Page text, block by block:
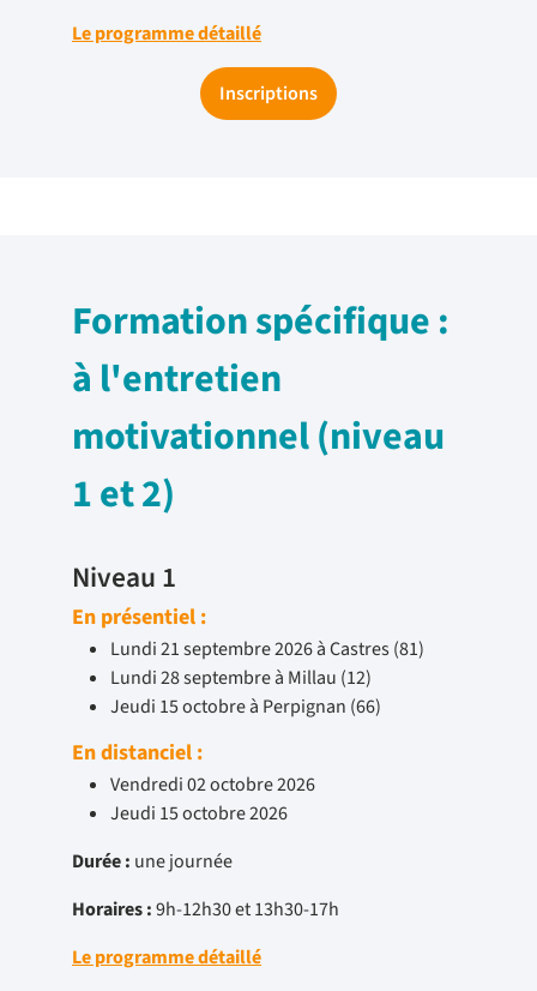
Le programme détaillé
Inscriptions
Formation spécifique :
à l'entretien
motivationnel (niveau
1 et 2)
Niveau 1
En présentiel :
Lundi 21 septembre 2026 à Castres (81)
Lundi 28 septembre à Millau (12)
Jeudi 15 octobre à Perpignan (66)
En distanciel :
Vendredi 02 octobre 2026
Jeudi 15 octobre 2026
Durée : une journée
Horaires :9h-12h30 et 13h30-17h
Le programme détaillé